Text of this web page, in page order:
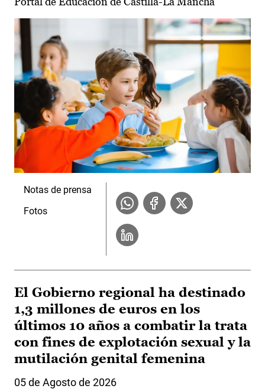
Notas de prensa
Fotos
El Gobierno regional ha destinado
1,3 millones de euros en los
últimos 10 años a combatir la trata
con fines de explotación sexual y la
mutilación genital femenina
05 de Agosto de 2026